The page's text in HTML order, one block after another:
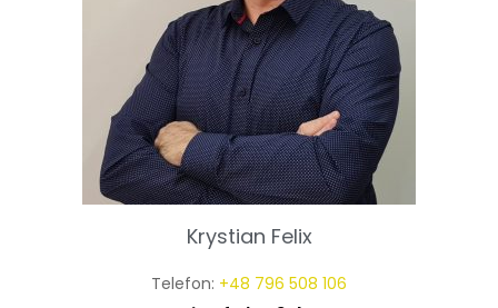
Krystian Felix
Telefon: +48 796 508 106